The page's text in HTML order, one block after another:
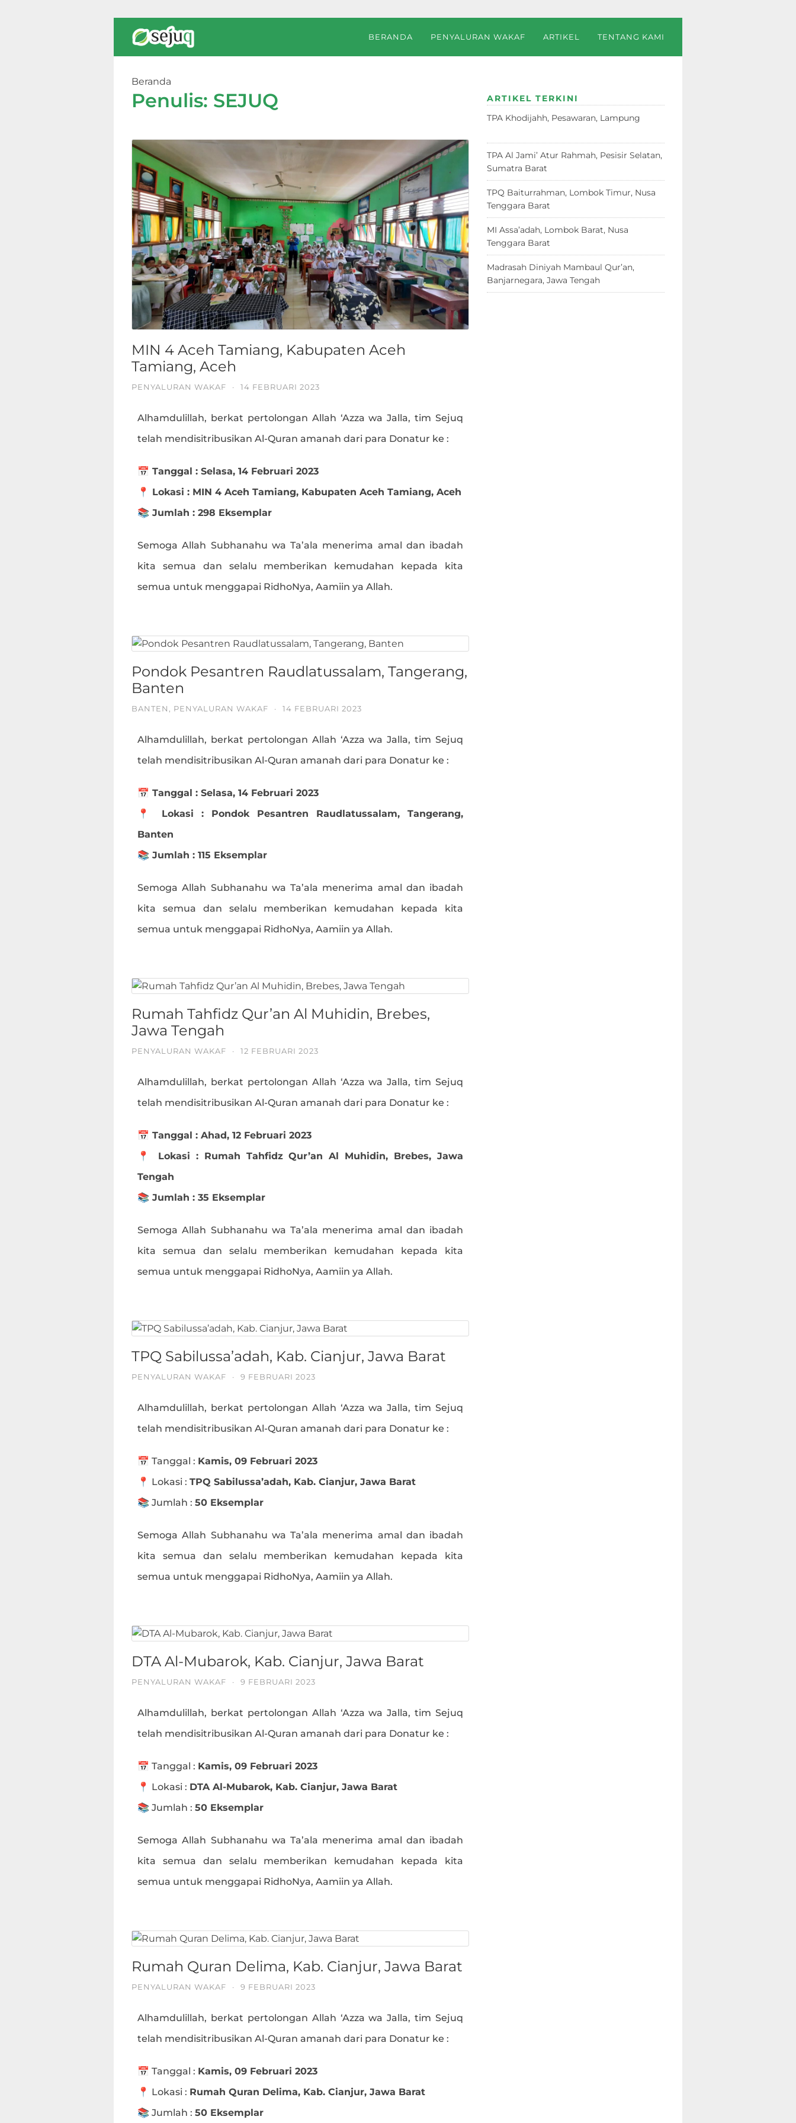
BERANDA PENYALURAN WAKAF ARTIKEL TENTANG KAMI
Beranda
Penulis: SEJUQ
MIN 4 Aceh Tamiang, Kabupaten Aceh
Tamiang, Aceh
PENYALURAN WAKAF · 14 FEBRUARI 2023
Alhamdulillah, berkat pertolongan Allah ‘Azza wa Jalla, tim Sejuq
telah mendisitribusikan Al-Quran amanah dari para Donatur ke :
📅 Tanggal : Selasa, 14 Februari 2023
📍 Lokasi : MIN 4 Aceh Tamiang, Kabupaten Aceh Tamiang, Aceh
📚 Jumlah : 298 Eksemplar
Semoga Allah Subhanahu wa Ta’ala menerima amal dan ibadah
kita semua dan selalu memberikan kemudahan kepada kita
semua untuk menggapai RidhoNya, Aamiin ya Allah.
Pondok Pesantren Raudlatussalam, Tangerang,
Banten
BANTEN , PENYALURAN WAKAF · 14 FEBRUARI 2023
Alhamdulillah, berkat pertolongan Allah ‘Azza wa Jalla, tim Sejuq
telah mendisitribusikan Al-Quran amanah dari para Donatur ke :
📅 Tanggal : Selasa, 14 Februari 2023
📍 Lokasi : Pondok Pesantren Raudlatussalam, Tangerang,
Banten
📚 Jumlah : 115 Eksemplar
Semoga Allah Subhanahu wa Ta’ala menerima amal dan ibadah
kita semua dan selalu memberikan kemudahan kepada kita
semua untuk menggapai RidhoNya, Aamiin ya Allah.
Rumah Tahfidz Qur’an Al Muhidin, Brebes,
Jawa Tengah
PENYALURAN WAKAF · 12 FEBRUARI 2023
Alhamdulillah, berkat pertolongan Allah ‘Azza wa Jalla, tim Sejuq
telah mendisitribusikan Al-Quran amanah dari para Donatur ke :
📅 Tanggal : Ahad, 12 Februari 2023
📍 Lokasi : Rumah Tahfidz Qur’an Al Muhidin, Brebes, Jawa
Tengah
📚 Jumlah : 35 Eksemplar
Semoga Allah Subhanahu wa Ta’ala menerima amal dan ibadah
kita semua dan selalu memberikan kemudahan kepada kita
semua untuk menggapai RidhoNya, Aamiin ya Allah.
TPQ Sabilussa’adah, Kab. Cianjur, Jawa Barat
PENYALURAN WAKAF · 9 FEBRUARI 2023
Alhamdulillah, berkat pertolongan Allah ‘Azza wa Jalla, tim Sejuq
telah mendisitribusikan Al-Quran amanah dari para Donatur ke :
📅 Tanggal : Kamis, 09 Februari 2023
📍 Lokasi : TPQ Sabilussa’adah, Kab. Cianjur, Jawa Barat
📚 Jumlah : 50 Eksemplar
Semoga Allah Subhanahu wa Ta’ala menerima amal dan ibadah
kita semua dan selalu memberikan kemudahan kepada kita
semua untuk menggapai RidhoNya, Aamiin ya Allah.
DTA Al-Mubarok, Kab. Cianjur, Jawa Barat
PENYALURAN WAKAF · 9 FEBRUARI 2023
Alhamdulillah, berkat pertolongan Allah ‘Azza wa Jalla, tim Sejuq
telah mendisitribusikan Al-Quran amanah dari para Donatur ke :
📅 Tanggal : Kamis, 09 Februari 2023
📍 Lokasi : DTA Al-Mubarok, Kab. Cianjur, Jawa Barat
📚 Jumlah : 50 Eksemplar
Semoga Allah Subhanahu wa Ta’ala menerima amal dan ibadah
kita semua dan selalu memberikan kemudahan kepada kita
semua untuk menggapai RidhoNya, Aamiin ya Allah.
Rumah Quran Delima, Kab. Cianjur, Jawa Barat
PENYALURAN WAKAF · 9 FEBRUARI 2023
Alhamdulillah, berkat pertolongan Allah ‘Azza wa Jalla, tim Sejuq
telah mendisitribusikan Al-Quran amanah dari para Donatur ke :
📅 Tanggal : Kamis, 09 Februari 2023
📍 Lokasi : Rumah Quran Delima, Kab. Cianjur, Jawa Barat
📚 Jumlah : 50 Eksemplar
ARTIKEL TERKINI
TPA Khodijahh, Pesawaran, Lampung
TPA Al Jami’ Atur Rahmah, Pesisir Selatan,
Sumatra Barat
TPQ Baiturrahman, Lombok Timur, Nusa
Tenggara Barat
MI Assa’adah, Lombok Barat, Nusa
Tenggara Barat
Madrasah Diniyah Mambaul Qur’an,
Banjarnegara, Jawa Tengah